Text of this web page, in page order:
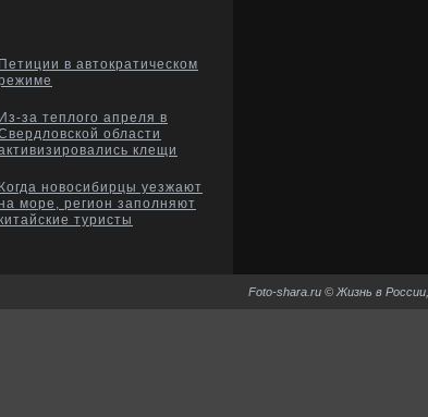
Петиции в автократическом
Из-за теплого апреля в
области
клещи
Когда новосибирцы уезжают
море, регион заполняют
туристы
Foto-shara.ru © Жизнь в